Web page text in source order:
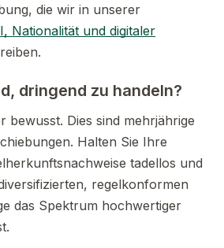
die wir in unserer
Nationalität und digitaler
dringend zu handeln?
bewusst. Dies sind mehrjährige
Halten Sie Ihre
tadellos und
regelkonformen
das Spektrum hochwertiger